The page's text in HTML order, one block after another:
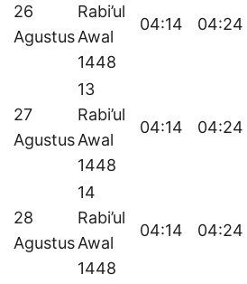
26
Agustus
Rabi’ul
Awal
1448
04:14 04:24
27
Agustus
13
Rabi’ul
Awal
1448
04:14 04:24
28
Agustus
14
Rabi’ul
Awal
1448
04:14 04:24